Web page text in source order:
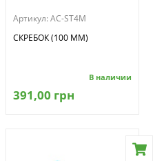
Артикул: AC-ST4M
СКРЕБОК (100 ММ)
В наличии
391,00 грн